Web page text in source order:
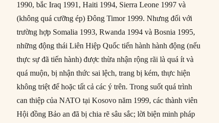
1990, bắc Iraq 1991, Haiti 1994, Sierra Leone 1997 và
(không quá cưỡng ép) Đông Timor 1999. Nhưng đối với
trường hợp Somalia 1993, Rwanda 1994 và Bosnia 1995,
những động thái Liên Hiệp Quốc tiến hành hành động (nếu
thực sự đã tiến hành) được thừa nhận rộng rãi là quá ít và
quá muộn, bị nhận thức sai lệch, trang bị kém, thực hiện
không triệt để hoặc tất cả các ý trên. Trong suốt quá trình
can thiệp của NATO tại Kosovo năm 1999, các thành viên
Hội đồng Bảo an đã bị chia rẽ sâu sắc; lời biện minh pháp